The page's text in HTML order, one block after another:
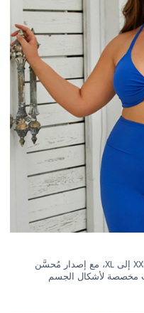
يغطي Aolafree نظامًا كامل الحجم من XXS إلى XL، مع إصدار مُحسَّن
مخصصة لأشكال الجسم